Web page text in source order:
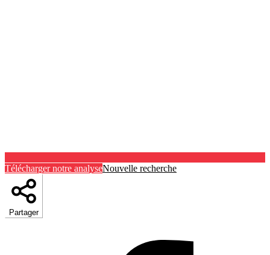
Télécharger notre analyseNouvelle recherche
Partager